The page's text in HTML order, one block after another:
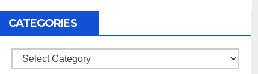
CATEGORIES
Categories